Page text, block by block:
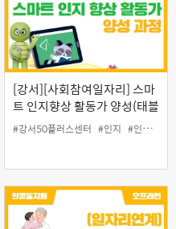
[강서][사회참여일자리] 스마
트 인지향상 활동가 양성(태블
릿 활용)과정
#강서50플러스센터 #인지 #인지놀이